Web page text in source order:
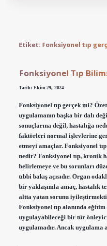
Etiket: Fonksiyonel tıp
Fonksiyonel Tıp
Tarih: Ekim 29, 2024
Fonksiyonel tıp gerçek mi?
uygulamanın başka bir dalı
sonuçlarına değil, hastalığa
faktörleri normal işlevlerine
etmeyi amaçlar. Fonksiyonel
nedir? Fonksiyonel tıp, kronik
belirlemeye ve bu sorunları
tıbbi bakış açısıdır. Organ
bir yaklaşımla amaç, hastalık
altta yatan sorunu
Fonksiyonel tıp alanında
uygulayabileceği bir tür
uygulamadır. Ancak uygulama